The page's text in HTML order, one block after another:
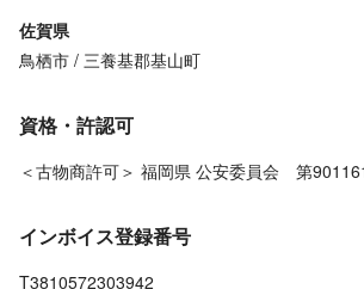
佐賀県
鳥栖市 三養基郡基山町
資格・許認可
＜古物商許可＞ 福岡県 公安委員会 第
インボイス登録番号
T3810572303942